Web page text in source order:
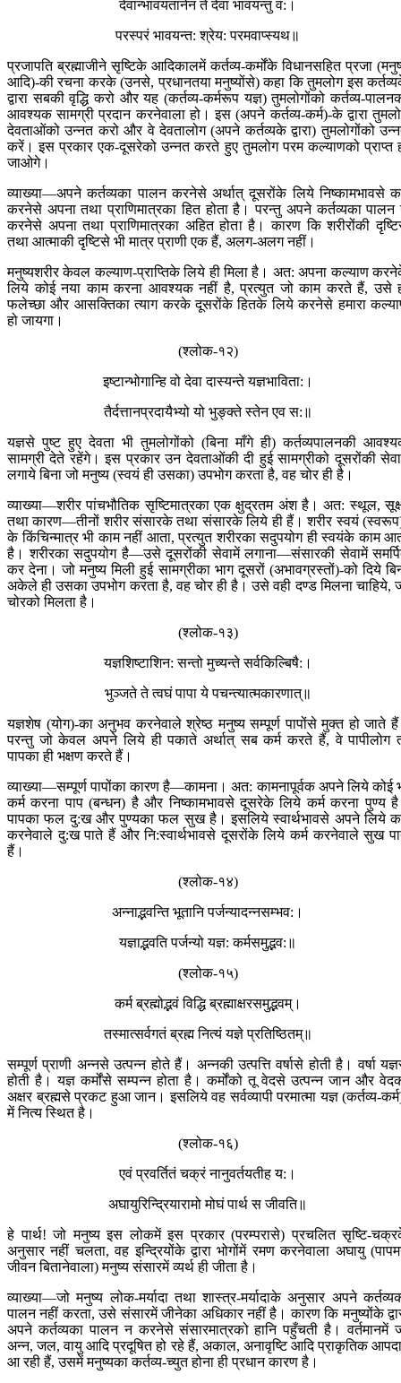
देवान्भावयतानेन ते देवा भावयन्तु व:।
परस्परं भावयन्त: श्रेय: परमवाप्स्यथ॥
प्रजापति ब्रह्माजीने सृष्टिके आदिकालमें कर्तव्य-कर्मोंके विधानसहित प्रजा
आदि)-की रचना करके (उनसे, प्रधानतया मनुष्योंसे) कहा कि तुमलोग इस
द्वारा सबकी वृद्धि करो और यह (कर्तव्य-कर्मरूप यज्ञ) तुमलोगोंको कर्तव्य-
आवश्यक सामग्री प्रदान करनेवाला हो। इस (अपने कर्तव्य-कर्म)-के द्वारा
देवताओंको उन्नत करो और वे देवतालोग (अपने कर्तव्यके द्वारा) तुमलोगोंको
करें। इस प्रकार एक-दूसरेको उन्नत करते हुए तुमलोग परम कल्याणको प्राप्त
जाओगे।
व्याख्या—अपने कर्तव्यका पालन करनेसे अर्थात् दूसरोंके लिये निष्कामभावसे
करनेसे अपना तथा प्राणिमात्रका हित होता है। परन्तु अपने कर्तव्यका पालन
करनेसे अपना तथा प्राणिमात्रका अहित होता है। कारण कि शरीरोंकी
तथा आत्माकी दृष्टिसे भी मात्र प्राणी एक हैं, अलग-अलग नहीं।
मनुष्यशरीर केवल कल्याण-प्राप्तिके लिये ही मिला है। अत: अपना कल्याण
लिये कोई नया काम करना आवश्यक नहीं है, प्रत्युत जो काम करते हैं, उसे
फलेच्छा और आसक्तिका त्याग करके दूसरोंके हितके लिये करनेसे हमारा
हो जायगा।
(श्लोक-१२)
इष्टान्भोगान्हि वो देवा दास्यन्ते यज्ञभाविता:।
तैर्दत्तानप्रदायैभ्यो यो भुङ्‍क्ते स्तेन एव स:॥
यज्ञसे पुष्ट हुए देवता भी तुमलोगोंको (बिना माँगे ही) कर्तव्यपालनकी
सामग्री देते रहेंगे। इस प्रकार उन देवताओंकी दी हुई सामग्रीको दूसरोंकी
लगाये बिना जो मनुष्य (स्वयं ही उसका) उपभोग करता है, वह चोर ही है।
व्याख्या—शरीर पांचभौतिक सृष्टिमात्रका एक क्षुद्रतम अंश है। अत: स्थूल,
तथा कारण—तीनों शरीर संसारके तथा संसारके लिये ही हैं। शरीर स्वयं
के किंचिन्मात्र भी काम नहीं आता, प्रत्युत शरीरका सदुपयोग ही स्वयंके काम
है। शरीरका सदुपयोग है—उसे दूसरोंकी सेवामें लगाना—संसारकी सेवामें
कर देना। जो मनुष्य मिली हुई सामग्रीका भाग दूसरों (अभावग्रस्तों)-को दिये
अकेले ही उसका उपभोग करता है, वह चोर ही है। उसे वही दण्ड मिलना चाहिये,
चोरको मिलता है।
(श्लोक-१३)
यज्ञशिष्टाशिन: सन्तो मुच्यन्ते सर्वकिल्बिषै:।
भुञ्जते ते त्वघं पापा ये पचन्त्यात्मकारणात्॥
यज्ञशेष (योग)-का अनुभव करनेवाले श्रेष्ठ मनुष्य सम्पूर्ण पापोंसे मुक्त हो जाते
परन्तु जो केवल अपने लिये ही पकाते अर्थात् सब कर्म करते हैं, वे पापीलोग
पापका ही भक्षण करते हैं।
व्याख्या—सम्पूर्ण पापोंका कारण है—कामना। अत: कामनापूर्वक अपने लिये कोई
कर्म करना पाप (बन्धन) है और निष्कामभावसे दूसरेके लिये कर्म करना पुण्य
पापका फल दु:ख और पुण्यका फल सुख है। इसलिये स्वार्थभावसे अपने लिये
करनेवाले दु:ख पाते हैं और नि:स्वार्थभावसे दूसरोंके लिये कर्म करनेवाले सुख
हैं।
(श्लोक-१४)
अन्नाद्भवन्ति भूतानि पर्जन्यादन्नसम्भव:।
यज्ञाद्भवति पर्जन्यो यज्ञ: कर्मसमुद्भव:॥
(श्लोक-१५)
कर्म ब्रह्मोद्भवं विद्धि ब्रह्माक्षरसमुद्भवम्।
तस्मात्सर्वगतं ब्रह्म नित्यं यज्ञे प्रतिष्ठितम्॥
सम्पूर्ण प्राणी अन्नसे उत्पन्न होते हैं। अन्नकी उत्पत्ति वर्षासे होती है। वर्षा
होती है। यज्ञ कर्मोंसे सम्पन्न होता है। कर्मोंको तू वेदसे उत्पन्न जान और
अक्षर ब्रह्मसे प्रकट हुआ जान। इसलिये वह सर्वव्यापी परमात्मा यज्ञ (कर्तव्य-
में नित्य स्थित है।
(श्लोक-१६)
एवं प्रवर्तितं चक्रं नानुवर्तयतीह य:।
अघायुरिन्द्रियारामो मोघं पार्थ स जीवति॥
हे पार्थ! जो मनुष्य इस लोकमें इस प्रकार (परम्परासे) प्रचलित सृष्टि-
अनुसार नहीं चलता, वह इन्द्रियोंके द्वारा भोगोंमें रमण करनेवाला अघायु
जीवन बितानेवाला) मनुष्य संसारमें व्यर्थ ही जीता है।
व्याख्या—जो मनुष्य लोक-मर्यादा तथा शास्त्र-मर्यादाके अनुसार अपने
पालन नहीं करता, उसे संसारमें जीनेका अधिकार नहीं है। कारण कि मनुष्योंके
अपने कर्तव्यका पालन न करनेसे संसारमात्रको हानि पहुँचती है। वर्तमानमें
अन्न, जल, वायु आदि प्रदूषित हो रहे हैं, अकाल, अनावृष्टि आदि प्राकृतिक
आ रही हैं, उसमें मनुष्यका कर्तव्य-च्युत होना ही प्रधान कारण है।